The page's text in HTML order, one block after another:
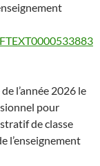
l’année 2026 le
pour
de classe
l’enseignement